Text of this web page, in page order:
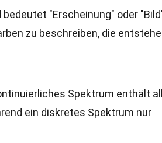
"Erscheinung" oder
zu beschreiben, die
Spektrum enthält
ein diskretes Spektrum nur